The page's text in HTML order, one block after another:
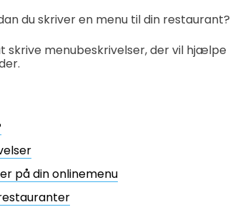
du skriver en menu til din restaurant?
skrive menubeskrivelser, der vil hjælpe
på din onlinemenu